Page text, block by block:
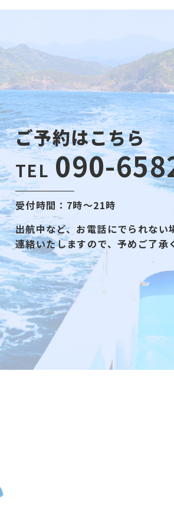
ご予約はこちら
TEL 090-
受付時間：7時～21時
出航中など、お電話にでられない
連絡いたしますので、予めご了承